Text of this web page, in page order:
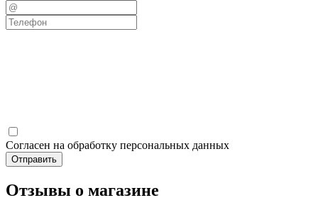
Согласен на обработку персональных данных
Отправить
Отзывы о магазине